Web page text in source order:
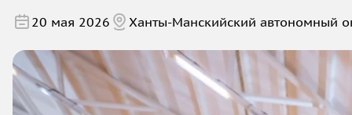
20 мая 2026 Ханты-Манскийский автономный